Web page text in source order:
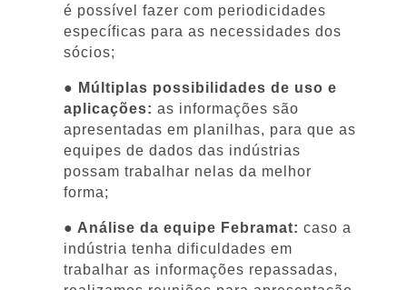
é possível fazer com periodicidades
específicas para as necessidades dos
sócios;
● Múltiplas possibilidades de uso e
aplicações: as informações são
apresentadas em planilhas, para que as
equipes de dados das indústrias
possam trabalhar nelas da melhor
forma;
● Análise da equipe Febramat: caso a
indústria tenha dificuldades em
trabalhar as informações repassadas,